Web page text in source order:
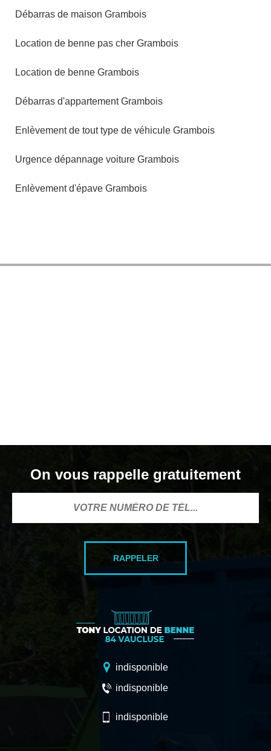
Débarras de maison Grambois
Location de benne pas cher Grambois
Location de benne Grambois
Débarras d'appartement Grambois
Enlèvement de tout type de véhicule Grambois
Urgence dépannage voiture Grambois
Enlèvement d'épave Grambois
On vous rappelle gratuitement
indisponible
indisponible
indisponible